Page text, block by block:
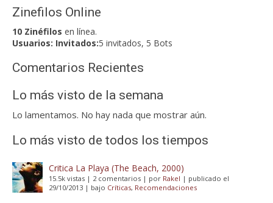
Zinefilos Online
10 Zinéfilos en línea.
Usuarios: Invitados:5 invitados, 5 Bots
Comentarios Recientes
Lo más visto de la semana
Lo lamentamos. No hay nada que mostrar aún.
Lo más visto de todos los tiempos
Critica La Playa (The Beach, 2000)
15.5k vistas | 2 comentarios | por Rakel | publicado el
29/10/2013 | bajo Críticas, Recomendaciones